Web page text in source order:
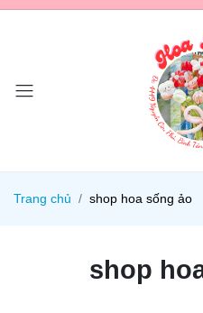
Trang chủ shop hoa sống ảo
shop